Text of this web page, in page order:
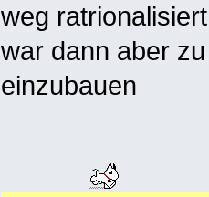
weg
war dann aber
einzubauen